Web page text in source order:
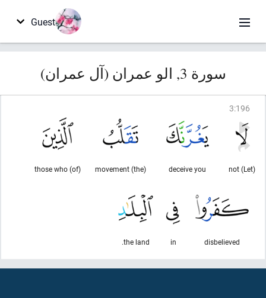
Guest
سورة 3, الو عمران (آل عمران)
3:196
(Let) not
deceive you
(the) movement
(of) those who
disbelieved
in
the land.